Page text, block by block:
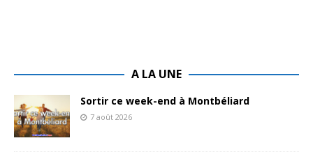
A LA UNE
Sortir ce week-end à Montbéliard
7 août 2026